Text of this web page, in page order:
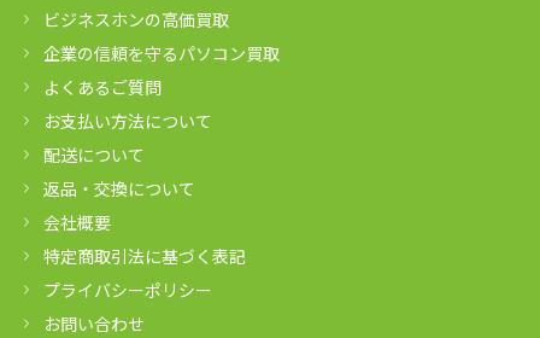
ビジネスホンの高価買取
企業の信頼を守るパソコン買取
よくあるご質問
お支払い方法について
配送について
返品・交換について
会社概要
特定商取引法に基づく表記
プライバシーポリシー
お問い合わせ